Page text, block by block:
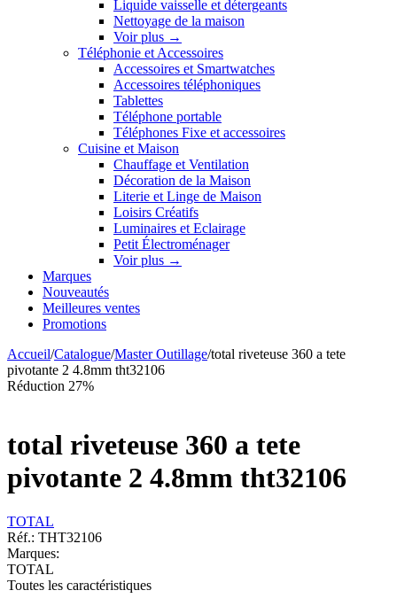
Liquide vaisselle et détergeants
Nettoyage de la maison
Voir plus →
Téléphonie et Accessoires
Accessoires et Smartwatches
Accessoires téléphoniques
Tablettes
Téléphone portable
Téléphones Fixe et accessoires
Cuisine et Maison
Chauffage et Ventilation
Décoration de la Maison
Literie et Linge de Maison
Loisirs Créatifs
Luminaires et Eclairage
Petit Électroménager
Voir plus →
Marques
Nouveautés
Meilleures ventes
Promotions
Accueil/Catalogue/Master Outillage/total riveteuse 360 a tete
pivotante 2 4.8mm tht32106
Réduction 27%
total riveteuse 360 a tete
pivotante 2 4.8mm tht32106
TOTAL
Réf.: THT32106
Marques:
TOTAL
Toutes les caractéristiques